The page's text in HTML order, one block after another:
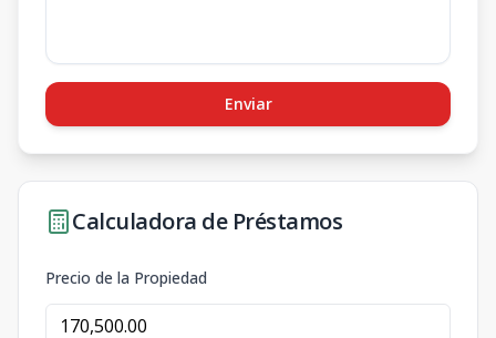
Enviar
Calculadora de Préstamos
Precio de la Propiedad